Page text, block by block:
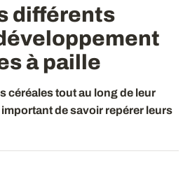
différents
à paille
céréales tout au long de leur
de savoir repérer leurs